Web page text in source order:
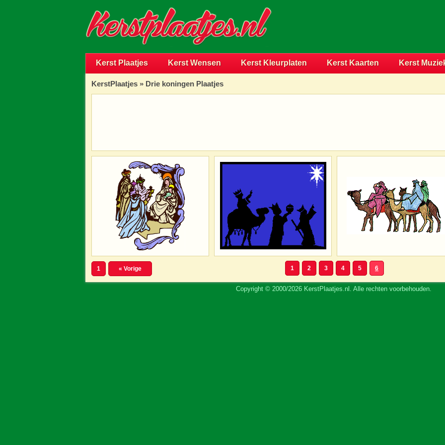
Kerst Plaatjes Kerst Wensen Kerst Kleurplaten Kerst Kaarten Kerst
KerstPlaatjes » Drie koningen Plaatjes
1 « Vorige 1 2 3 4 5 6
Copyright © 2000/2026 KerstPlaatjes.nl. Alle rechten voorbehouden.